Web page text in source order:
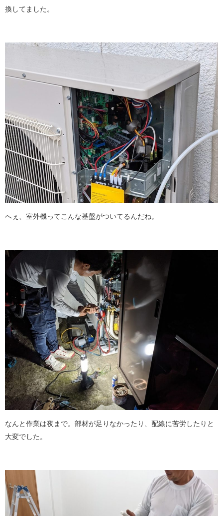
換してました。
へぇ、室外機ってこんな基盤がついてるんだね。
なんと作業は夜まで。部材が足りなかったり、配線に苦労したりと
大変でした。